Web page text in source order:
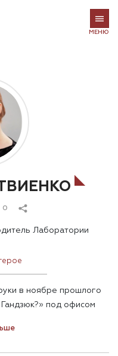
МЕНЮ
0
Лаборатории
в ноябре прошлого
под офисом
смерти Кати